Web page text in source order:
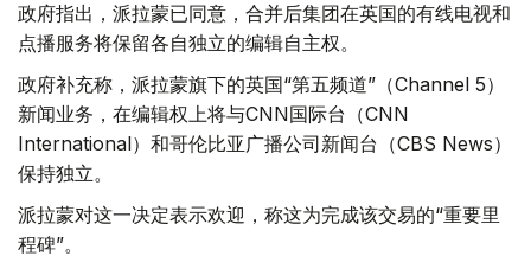
政府指出，派拉蒙已同意，合并后集团在英国的有线电视和
点播服务将保留各自独立的编辑自主权。
政府补充称，派拉蒙旗下的英国“第五频道”（Channel 5）
新闻业务，在编辑权上将与CNN国际台（CNN
International）和哥伦比亚广播公司新闻台（CBS News）
保持独立。
派拉蒙对这一决定表示欢迎，称这为完成该交易的“重要里
程碑”。